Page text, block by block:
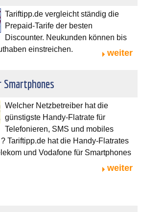
Tariftipp.de vergleicht ständig die
Prepaid-Tarife der besten
Discounter. Neukunden können bis
einstreichen.
weiter
Welcher Netzbetreiber hat die
günstigste Handy-Flatrate für
Telefonieren, SMS und mobiles
Tariftipp.de hat die Handy-Flatrates
und Vodafone für Smartphones
weiter